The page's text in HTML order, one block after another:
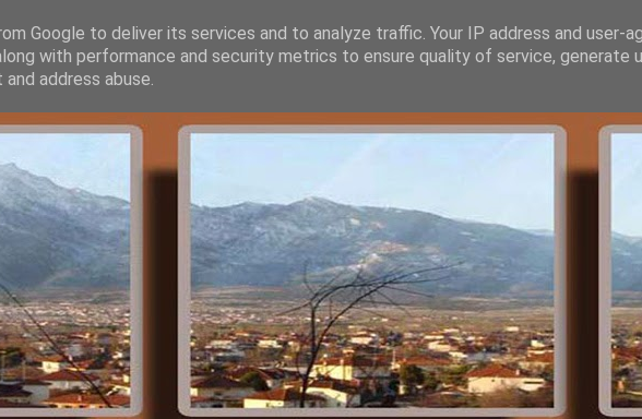
Google to deliver its services and to analyze traffic. Your IP address and user-
with performance and security metrics to ensure quality of service, generate
address abuse.